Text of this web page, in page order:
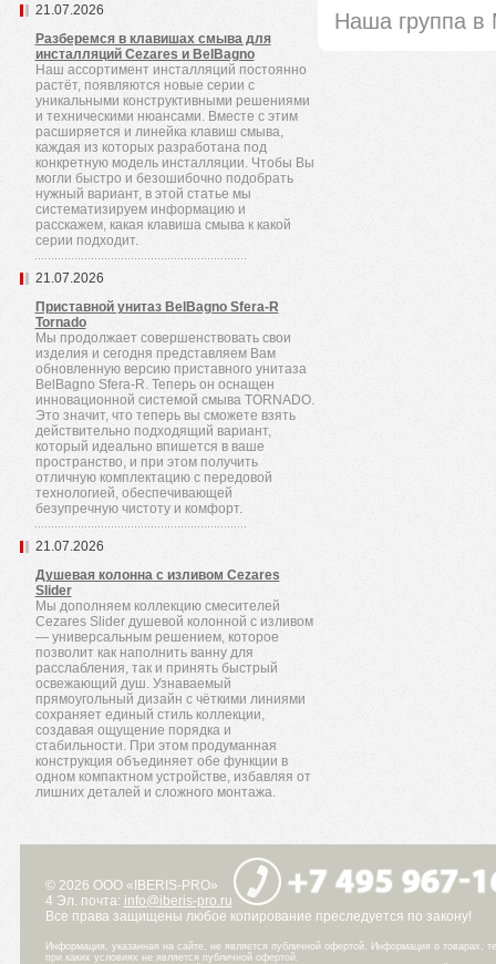
21.07.2026
Разберемся в клавишах смыва для
инсталляций Cezares и BelBagno
Наш ассортимент инсталляций постоянно
растёт, появляются новые серии с
уникальными конструктивными решениями
и техническими нюансами. Вместе с этим
расширяется и линейка клавиш смыва,
каждая из которых разработана под
конкретную модель инсталляции. Чтобы Вы
могли быстро и безошибочно подобрать
нужный вариант, в этой статье мы
систематизируем информацию и
расскажем, какая клавиша смыва к какой
серии подходит.
21.07.2026
Приставной унитаз BelBagno Sfera-R
Tornado
Мы продолжает совершенствовать свои
изделия и сегодня представляем Вам
обновленную версию приставного унитаза
BelBagno Sfera-R. Теперь он оснащен
инновационной системой смыва TORNADO.
Это значит, что теперь вы сможете взять
действительно подходящий вариант,
который идеально впишется в ваше
пространство, и при этом получить
отличную комплектацию с передовой
технологией, обеспечивающей
безупречную чистоту и комфорт.
21.07.2026
Душевая колонна с изливом Cezares
Slider
Мы дополняем коллекцию смесителей
Cezares Slider душевой колонной с изливом
— универсальным решением, которое
позволит как наполнить ванну для
расслабления, так и принять быстрый
освежающий душ. Узнаваемый
прямоугольный дизайн с чёткими линиями
сохраняет единый стиль коллекции,
создавая ощущение порядка и
стабильности. При этом продуманная
конструкция объединяет обе функции в
одном компактном устройстве, избавляя от
лишних деталей и сложного монтажа.
Наша группа
© 2026 ООО «IBERIS-PRO»
4 Эл. почта: info@iberis-pro.ru
Все права защищены любое копирование преследуется по закону!
Информация, указанная на сайте, не является публичной офертой. Информация о товарах,
при каких условиях не является публичной офертой.